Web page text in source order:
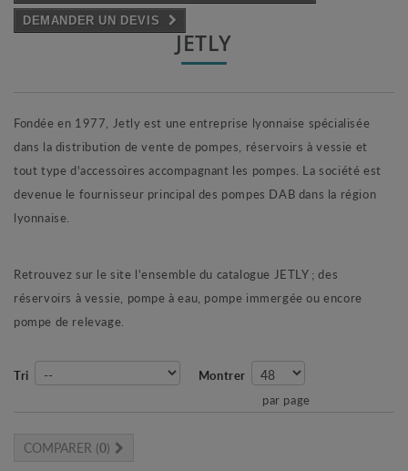
DEMANDER UN DEVIS
JETLY
Fondée en 1977, Jetly est une entreprise lyonnaise spécialisée
dans la distribution de vente de pompes, réservoirs à vessie et
tout type d'accessoires accompagnant les pompes. La société est
devenue le fournisseur principal des pompes DAB dans la région
lyonnaise.
Retrouvez sur le site l'ensemble du catalogue JETLY ; des
réservoirs à vessie, pompe à eau, pompe immergée ou encore
pompe de relevage.
Tri
Montrer
par page
COMPARER (0)